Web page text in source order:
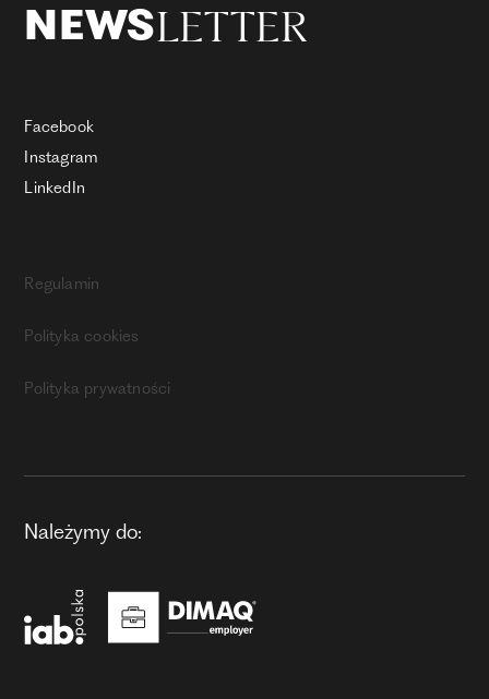
NEWSLETTER
Facebook
Instagram
LinkedIn
Regulamin
Polityka cookies
Polityka prywatności
Należymy do: